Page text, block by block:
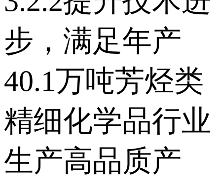
步，满足年产
40.1万吨芳烃类
精细化学品行业
生产高品质产